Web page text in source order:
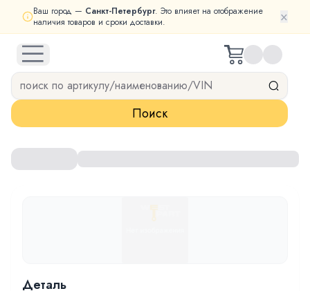
Ваш город — Санкт-Петербург. Это влияет на отображение
наличия товаров и сроки доставки.
×
open navigation menu
Поиск
Деталь